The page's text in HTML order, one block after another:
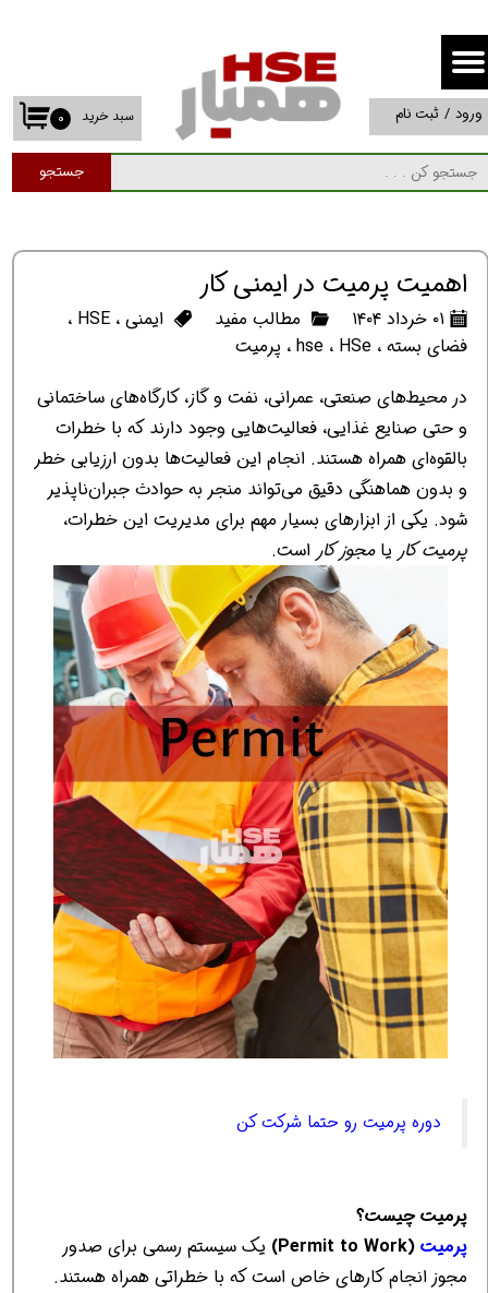
جستجو
۰ سبد خرید ورود / ثبت نام
حساب کاربری من
تغییر گذر واژه
سفارشات
اهمیت پرمیت در ایمنی کار
۰۱ خرداد ۱۴۰۴ مطالب مفید ایمنی، HSE ،
فضای بسته، hse ، HSe ، پرمیت
در محیط‌های صنعتی، عمرانی، نفت و گاز، کارگاه‌های ساختمانی
و حتی صنایع غذایی، فعالیت‌هایی وجود دارند که با خطرات
بالقوه‌ای همراه هستند. انجام این فعالیت‌ها بدون ارزیابی خطر
و بدون هماهنگی دقیق می‌تواند منجر به حوادث جبران‌ناپذیر
شود. یکی از ابزارهای بسیار مهم برای مدیریت این خطرات،
پرمیت کار یامجوز کار است.
دوره پرمیت رو حتما شرکت کن
پرمیت چیست؟
پرمیت (Permit to Work)
یک سیستم رسمی برای صدور
مجوز انجام کارهای خاص است که با خطراتی همراه هستند.